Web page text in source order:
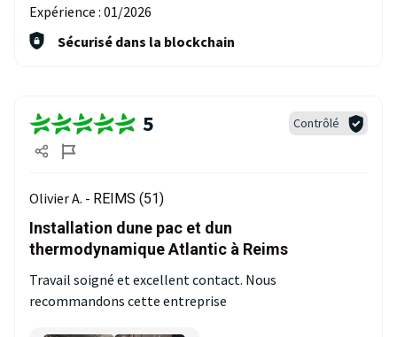
Expérience : 01/2026
Sécurisé dans la blockchain
5 Contrôlé
Olivier A. - REIMS (51)
Installation dune pac et dun
thermodynamique Atlantic à Reims
Travail soigné et excellent contact. Nous
recommandons cette entreprise